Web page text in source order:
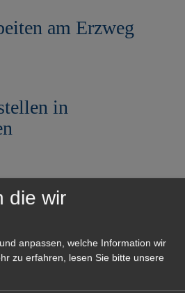
am Erzweg
in
in
die wir
anpassen, welche Information wir
zu erfahren, lesen Sie bitte unsere